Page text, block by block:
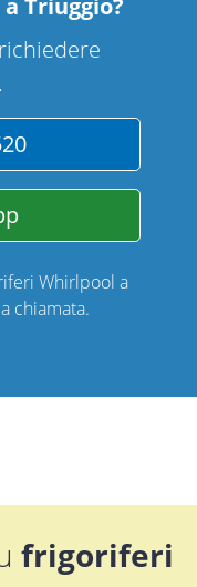
Whirlpool a
chiamata.
frigoriferi